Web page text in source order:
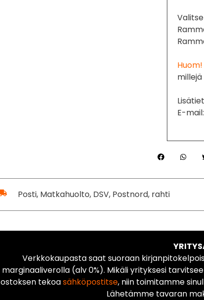
Huom!
E-mail:
Posti, Matkahuolto, DSV, Postnord, rahti
Verkkokaupasta saat suoraan
marginaaliverolla (alv 0%). Mikäli yrityksesi
ostoksen tekoasähköpostitse, niin toimitamme
Lähetämme tavaran